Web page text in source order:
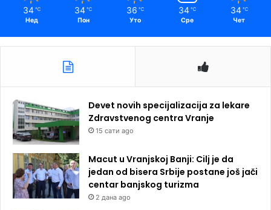
34 ℃
Нед
34 ℃
Пон
36 ℃
Уто
34 ℃
Сре
34 ℃
Чет
Devet novih specijalizacija za lekare
Zdravstvenog centra Vranje
15 сати ago
Macut u Vranjskoj Banji: Cilj je da
jedan od bisera Srbije postane još jači
centar banjskog turizma
2 дана ago